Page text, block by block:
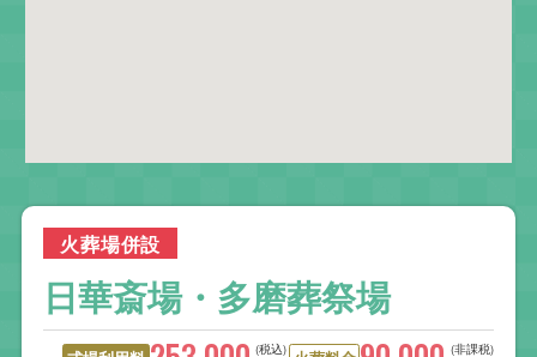
火葬場併設
日華斎場・多磨葬祭場
(税込) (非課税)